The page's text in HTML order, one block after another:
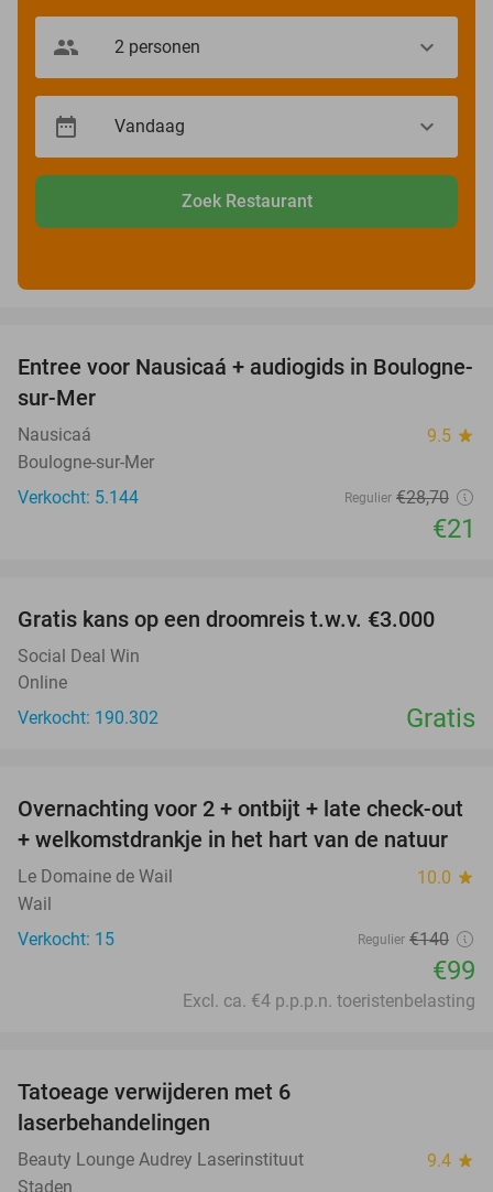
Zoek Restaurant
27%
Entree voor Nausicaá + audiogids in Boulogne-
sur-Mer
Nausicaá 9.5 star
Boulogne-sur-Mer
Verkocht: 5.144
Regulier €28,70
€21
Gratis kans op een droomreis t.w.v. €3.000
Social Deal Win
Online
Verkocht: 190.302
Gratis
29%
Overnachting voor 2 + ontbijt + late check-out
+ welkomstdrankje in het hart van de natuur
Le Domaine de Wail 10.0 star
Wail
Verkocht: 15
Regulier €140
€99
Excl. ca. €4 p.p.p.n. toeristenbelasting
Tatoeage verwijderen met 6
laserbehandelingen
Beauty Lounge Audrey Laserinstituut 9.4 star
Staden